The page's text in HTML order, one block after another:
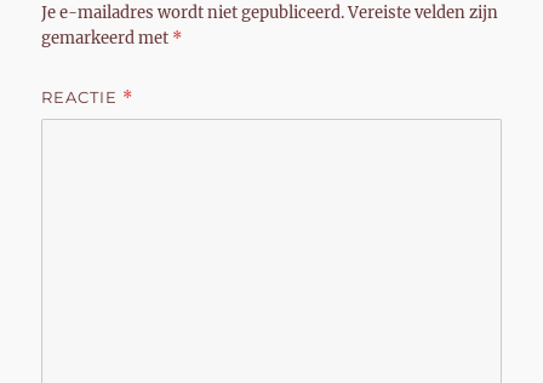
Je e-mailadres wordt niet gepubliceerd. Vereiste velden zijn
gemarkeerd met *
REACTIE *